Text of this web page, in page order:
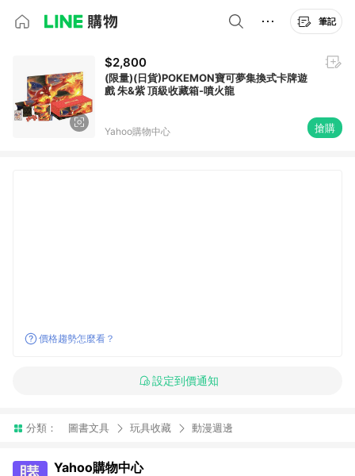
筆記
$2,800
(限量)(日貨)POKEMON寶可夢集換式卡牌遊
戲 朱&紫 頂級收藏箱-噴火龍
Yahoo購物中心 搶購
價格趨勢怎麼看？
設定到價通知
分類： 圖書文具 玩具收藏 動漫週邊
Yahoo購物中心